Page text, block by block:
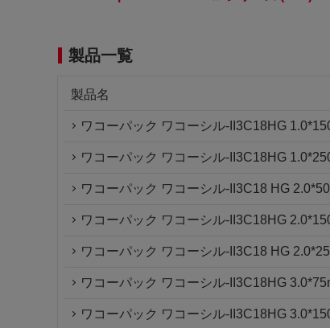
製品一覧
製品名
ワコーパック ワコーシル-II3C18HG
ワコーパック ワコーシル-II3C18HG
ワコーパック ワコーシル-II3C18 HG
ワコーパック ワコーシル-II3C18HG
ワコーパック ワコーシル-II3C18 HG
ワコーパック ワコーシル-II3C18HG
ワコーパック ワコーシル-II3C18HG